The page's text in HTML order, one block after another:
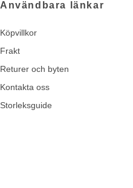
Användbara länkar
Köpvillkor
Frakt
Returer och byten
Kontakta oss
Storleksguide